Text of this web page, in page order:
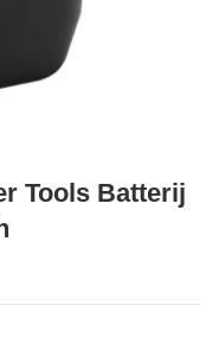
Tools Batterij